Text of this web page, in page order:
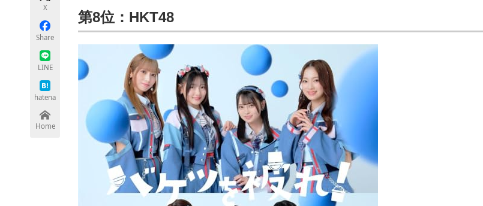
X
Share
LINE
hatena
Home
第8位：HKT48